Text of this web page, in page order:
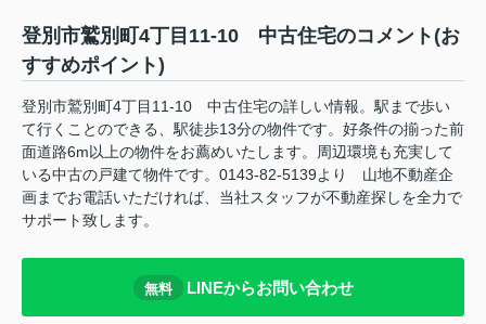
登別市鷲別町4丁目11-10 中古住宅のコメント(お
すすめポイント)
登別市鷲別町4丁目11-10 中古住宅の詳しい情報。駅まで歩い
て行くことのできる、駅徒歩13分の物件です。好条件の揃った前
面道路6m以上の物件をお薦めいたします。周辺環境も充実して
いる中古の戸建て物件です。0143-82-5139より 山地不動産企
画までお電話いただければ、当社スタッフが不動産探しを全力で
サポート致します。
無料 LINEからお問い合わせ